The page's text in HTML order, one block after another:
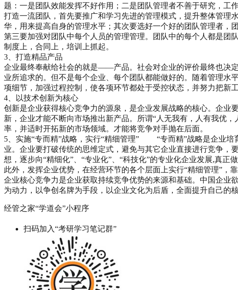
题：一是团队效能发挥不好作用；二是团队管理者不善于研究，工
打造一流团队，首先要推广和学习先进的管理模式，提升整体管理
华，用来提高自身的管理水平；其次要选好一个好的团队管理者，
第三要加强对团队中每个人员的管理管理。团队中的每个人都是团
制度上，合同上，培训上抓起。
3、打造精品产品
企业最终奉献给社会的就是——产品。社会对企业的评价最终也决
业所追求的。但不是每个企业、每个团队都能做好的。随着管理水
项细节，加强过程控制，使各项环节都处于受控状态，并努力把新
4、以技术创新为核心
创新是企业获得核心竞争力的源泉，是企业发展战略的核心。企业
新，企业才能不断向市场推出新产品。所谓“人无我有，人有我优
率，并适时开拓新的市场领域。才能将竞争对手抛在后面。
5、实施“专而精”战略，实行“精细管理” “专而精”战略是企业培
业。企业要打破传统的思维定式，避免与其它企业直接进行竞争，
想，逐步向“精细化”、“专业化”、“科技化”的专业化企业发展,真
此外，发挥企业优势，在经营环节的各个层面上实行“精细管理”，
企业核心竞争力是企业获取持续竞争优势的来源和基础。中国企业
为动力，以争创名牌为手段，以企业文化为后盾，全面提升自己的
经管之家“学道会”小程序
扫码加入“考研学习笔记群”